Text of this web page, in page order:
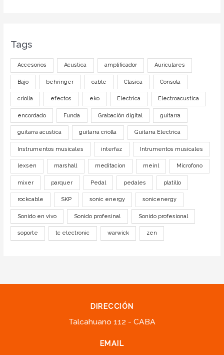
Tags
Accesorios Acustica amplificador Auriculares
Bajo behringer cable Clasica Consola
criolla efectos eko Electrica Electroacustica
encordado Funda Grabación digital guitarra
guitarra acustica guitarra criolla Guitarra Electrica
Instrumentos musicales interfaz Intrumentos musicales
lexsen marshall meditacion meinl Microfono
mixer parquer Pedal pedales platillo
rockcable SKP sonic energy sonicenergy
Sonido en vivo Sonido profesinal Sonido profesional
soporte tc electronic warwick zen
DIRECCIÓN
Talcahuano 112 - CABA
EMAIL